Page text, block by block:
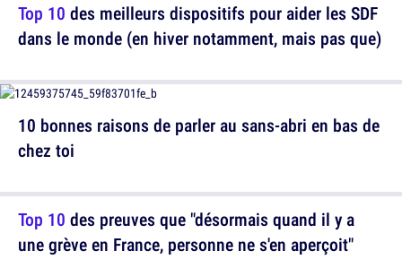
Top 10 des meilleurs dispositifs pour aider les SDF
dans le monde (en hiver notamment, mais pas que)
Top 10 des preuves que "désormais quand il y a
une grève en France, personne ne s'en aperçoit"
10 bonnes raisons de parler au sans-abri en bas de
chez toi